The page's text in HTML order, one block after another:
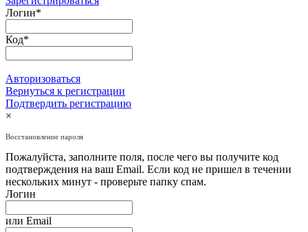
Логин*
Код*
Авторизоваться
Вернуться к регистрации
Подтвердить регистрацию
×
Восстановление пароля
Пожалуйста, заполните поля, после чего вы получите код
подтверждения на ваш Email. Если код не пришел в течении
нескольких минут - проверьте папку спам.
Логин
или Email